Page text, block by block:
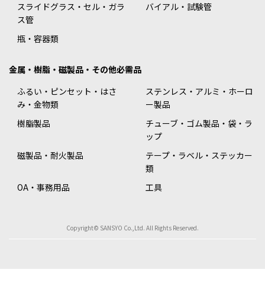
スライドグラス・セル・ガラ
ス管
バイアル・試験管
瓶・容器類
金属・樹脂・磁製品・その他必需品
ふるい・ピンセット・はさ
み・金物類
ステンレス・アルミ・ホーロ
ー製品
樹脂製品
チューブ・ゴム製品・袋・ラ
ップ
磁製品・耐火製品
テープ・ラベル・ステッカー
類
OA・事務用品
工具
Copyright© SANSYO Co.,Ltd. All Rights Reserved.